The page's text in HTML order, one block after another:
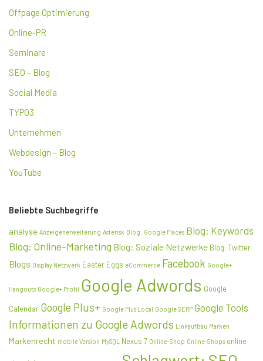
Offpage Optimierung
Online-PR
Seminare
SEO – Blog
Social Media
TYPO3
Unternehmen
Webdesign – Blog
YouTube
Beliebte Suchbegriffe
analyse Anzeigenerweiterung Asterisk Blog: Google Places Blog: Keywords
Blog: Online-Marketing Blog: Soziale Netzwerke Blog: Twitter
Blogs Display Netzwerk Easter Eggs eCommerce Facebook Google+
Hangouts Google+ Profil Google Adwords Google
Calendar Google Plus+ Google Plus Local Google SERP Google Tools
Informationen zu Google Adwords Linkaufbau Marken
Markenrecht mobile Version MySQL Nexus 7 Online-Shop Online-Shops online